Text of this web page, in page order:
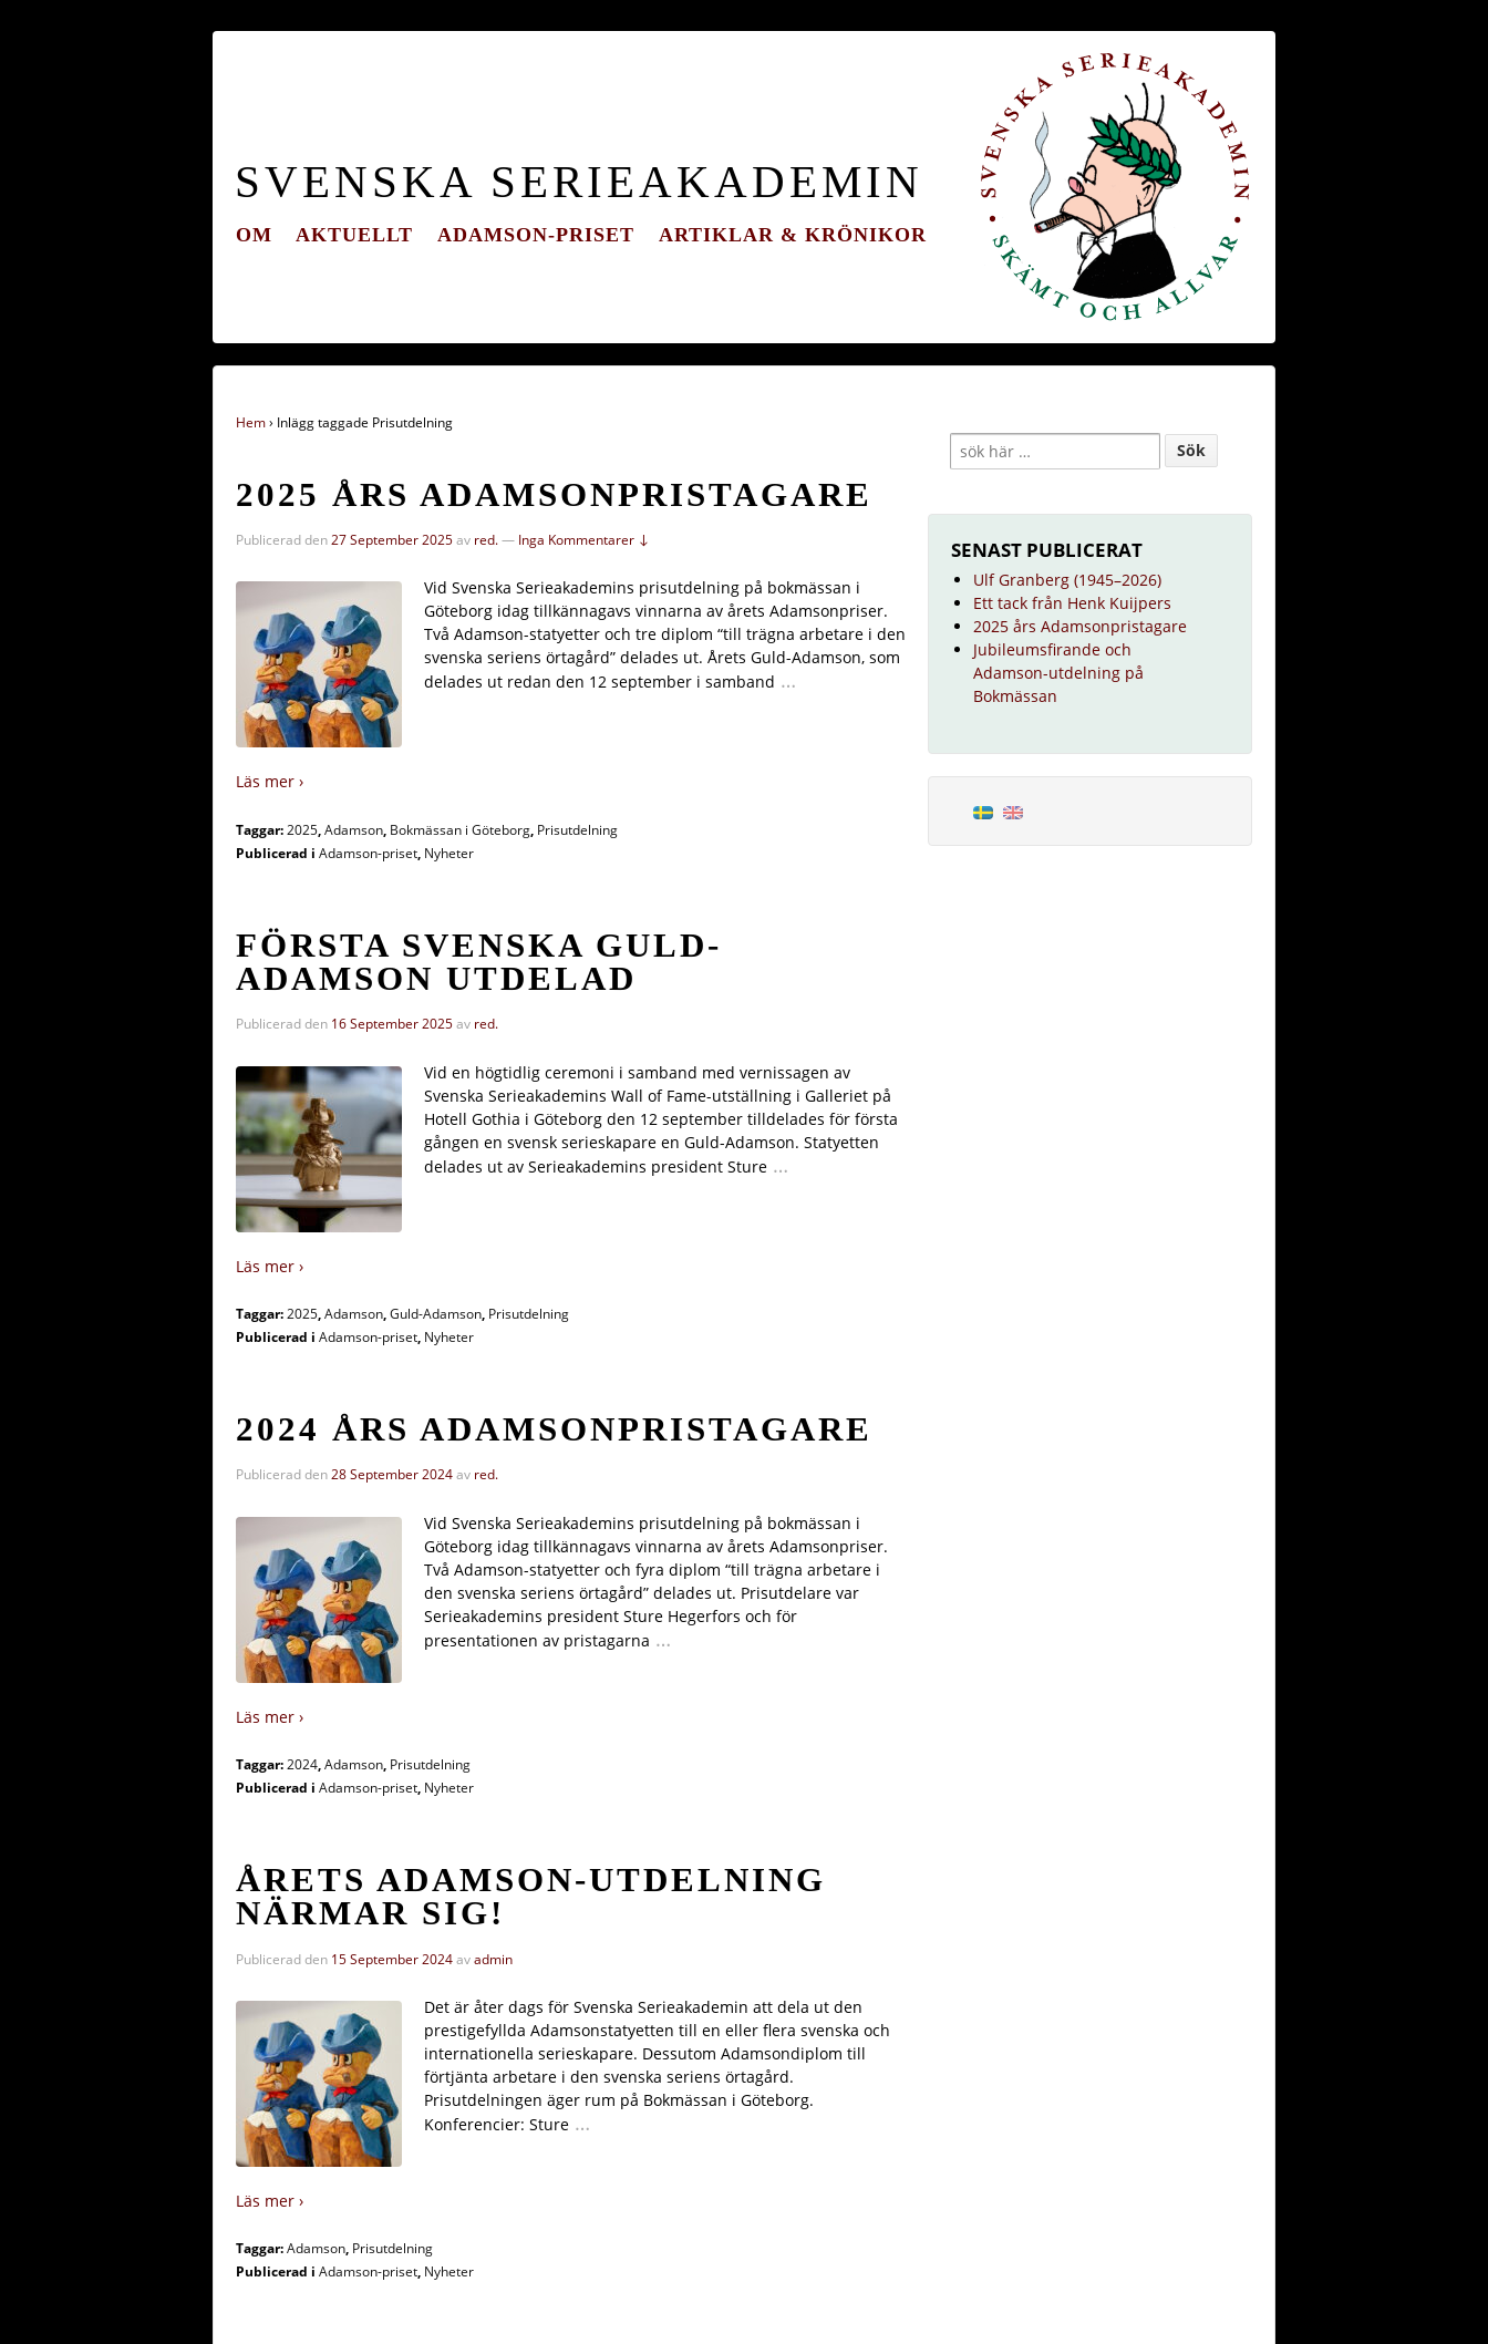
SVENSKA SERIEAKADEMIN
OM AKTUELLT ADAMSON-PRISET ARTIKLAR & KRÖNIKOR
Hem› Inlägg taggade Prisutdelning
2025 ÅRS ADAMSONPRISTAGARE
Publicerad den27 September 2025av red.— Inga Kommentarer ↓
Vid Svenska Serieakademins prisutdelning på bokmässan i
Göteborg idag tillkännagavs vinnarna av årets Adamsonpriser.
Två Adamson-statyetter och tre diplom “till trägna arbetare i den
svenska seriens örtagård” delades ut. Årets Guld-Adamson, som
delades ut redan den 12 september i samband …
Läs mer ›
Taggar:2025,Adamson, Bokmässan i Göteborg, Prisutdelning
Publicerad i Adamson-priset, Nyheter
FÖRSTA SVENSKA GULD-
ADAMSON UTDELAD
Publicerad den 16 September 2025av red.
Vid en högtidlig ceremoni i samband med vernissagen av
Svenska Serieakademins Wall of Fame-utställning i Galleriet på
Hotell Gothia i Göteborg den 12 september tilldelades för första
gången en svensk serieskapare en Guld-Adamson. Statyetten
delades ut av Serieakademins president Sture …
Läs mer ›
Taggar:2025,Adamson,Guld-Adamson, Prisutdelning
Publicerad i Adamson-priset, Nyheter
2024 ÅRS ADAMSONPRISTAGARE
Publicerad den28 September 2024av red.
Vid Svenska Serieakademins prisutdelning på bokmässan i
Göteborg idag tillkännagavs vinnarna av årets Adamsonpriser.
Två Adamson-statyetter och fyra diplom “till trägna arbetare i
den svenska seriens örtagård” delades ut. Prisutdelare var
Serieakademins president Sture Hegerfors och för
presentationen av pristagarna …
Läs mer ›
Taggar:2024,Adamson, Prisutdelning
Publicerad i Adamson-priset, Nyheter
ÅRETS ADAMSON-UTDELNING
NÄRMAR SIG!
Publicerad den 15 September 2024avadmin
Det är åter dags för Svenska Serieakademin att dela ut den
prestigefyllda Adamsonstatyetten till en eller flera svenska och
internationella serieskapare. Dessutom Adamsondiplom till
förtjänta arbetare i den svenska seriens örtagård.
Prisutdelningen äger rum på Bokmässan i Göteborg.
Konferencier: Sture …
Läs mer ›
Taggar:Adamson, Prisutdelning
Publicerad i Adamson-priset, Nyheter
SENAST PUBLICERAT
Ulf Granberg (1945–2026)
Ett tack från Henk Kuijpers
2025 års Adamsonpristagare
Jubileumsfirande och
Adamson-utdelning på
Bokmässan